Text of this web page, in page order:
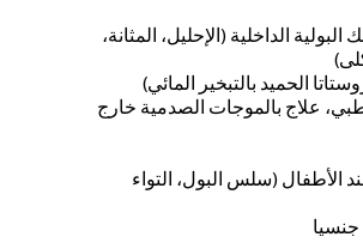
الداخلية (الإحليل، المثانة،
الحميد بالتبخير المائي)
علاج بالموجات الصدمية خارج
الأطفال (سلس البول، التواء
جنسيا